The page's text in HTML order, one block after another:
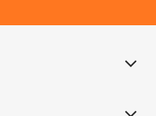
i skogen